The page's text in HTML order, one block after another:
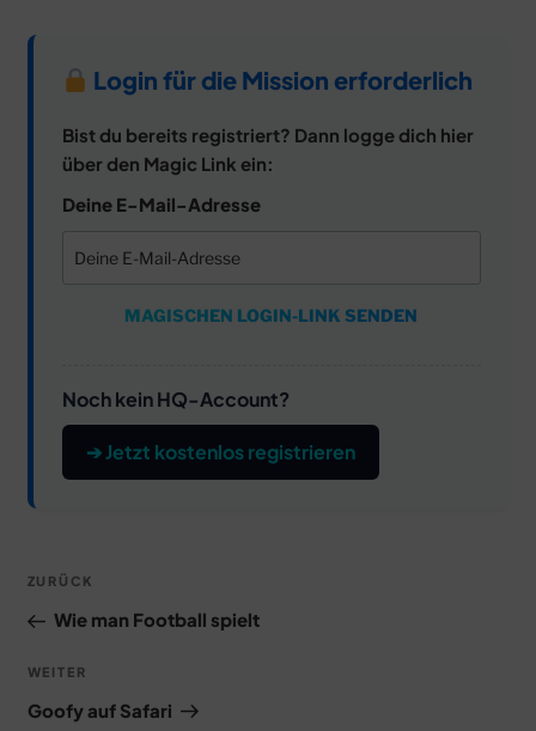
Login für die Mission erforderlich
Bist du bereits registriert? Dann logge dich hier
über den Magic Link ein:
Deine E-Mail-Adresse
MAGISCHEN LOGIN-LINK SENDEN
Noch kein HQ-Account?
➔ Jetzt kostenlos registrieren
Beitragsnavigation
Vorheriger
Beitrag
ZURÜCK
Wie man Football spielt
Nächster
Beitrag
WEITER
Goofy auf Safari